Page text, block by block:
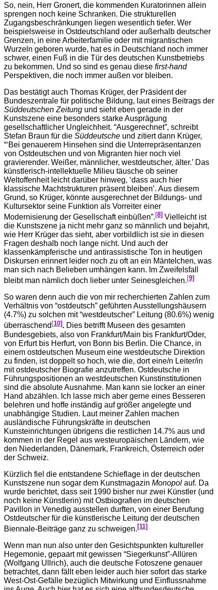
So, nein, Herr Gronert, die kommenden Kuratorinnen allein
sprengen noch keine Schranken. Die strukturellen
Zugangsbeschränkungen liegen wesentlich tiefer. Wer
beispielsweise in Ostdeutschland oder außerhalb deutscher
Grenzen, in eine Arbeiterfamilie oder mit migrantischen
Wurzeln geboren wurde, hat es in Deutschland noch immer
schwer, einen Fuß in die Tür des deutschen Kunstbetriebs
zu bekommen. Und so sind es genau diese first-hand
Perspektiven, die noch immer außen vor bleiben.
Das bestätigt auch Thomas Krüger, der Präsident der
Bundeszentrale für politische Bildung, laut eines Beitrags der
Süddeutschen Zeitung und sieht eben gerade in der
Kunstszene eine besonders starke Ausprägung
gesellschaftlicher Ungleichheit. “Ausgerechnet”, schreibt
Stefan Braun für die Süddeutsche und zitiert dann Krüger,
“‘Bei genauerem Hinsehen sind die Unterrepräsentanzen
von Ostdeutschen und von Migranten hier noch viel
gravierender. Weißer, männlicher, westdeutscher, älter.’ Das
künstlerisch-intellektuelle Milieu täusche ob seiner
Weltoffenheit leicht darüber hinweg, ‘dass auch hier
klassische Machtstrukturen präsent bleiben’. Aus diesem
Grund, so Krüger, könnte ausgerechnet der Bildungs- und
Kultursektor seine Funktion als Vorreiter einer
Modernisierung der Gesellschaft einbüßen”. [8] Vielleicht ist
die Kunstszene ja nicht mehr ganz so männlich und bejahrt,
wie Herr Krüger das sieht, aber vorbildlich ist sie in diesen
Fragen deshalb noch lange nicht. Und auch der
klassenkämpferische und antirassistische Ton in heutigen
Diskursen erinnert leider noch zu oft an ein Mäntelchen, was
man sich nach Belieben umhängen kann. Im Zweifelsfall
bleibt man nämlich doch lieber unter Seinesgleichen. [9]
So waren denn auch die von mir recherchierten Zahlen zum
Verhältnis von “ostdeutsch” geführten Ausstellungshäusern
(4.7%) zu solchen mit “westdeutscher” Leitung (80.6%) wenig
überraschend [10]. Dies betrifft Museen des gesamten
Bundesgebiets, also von Frankfurt/Main bis Frankfurt/Oder,
von Erfurt bis Herfurt, von Bonn bis Berlin. Die Chance, in
einem ostdeutschen Museum eine westdeutsche Direktion
zu finden, ist doppelt so hoch, wie die, dort eine/n Leiter/in
mit ostdeutscher Biografie anzutreffen. Ostdeutsche in
Führungspositionen an westdeutschen Kunstinstitutionen
sind die absolute Ausnahme. Man kann sie locker an einer
Hand abzählen. Ich lasse mich aber gerne eines Besseren
belehren und hoffe inständig auf größer angelegte und
unabhängige Studien. Laut meiner Zahlen machen
ausländische Führungskräfte in deutschen
Kunsteinrichtungen übrigens die restlichen 14.7% aus und
kommen in der Regel aus westeuropäischen Ländern, wie
den Niederlanden, Dänemark, Frankreich, Österreich oder
der Schweiz.
Kürzlich fiel die entstandene Schieflage in der deutschen
Kunstszene nun sogar dem Kunstmagazin Monopol auf. Da
wurde berichtet, dass seit 1990 bisher nur zwei Künstler (und
noch keine Künstlerin) mit Ostbiografien im deutschen
Pavillon in Venedig ausstellen durften, von einer Berufung
Ostdeutscher für die künstlerische Leitung der deutschen
Biennale-Beiträge ganz zu schweigen. [11]
Wenn man nun also unter den Gesichtspunkten kultureller
Hegemonie, gepaart mit gewissen “Siegerkunst”-Allüren
(Wolfgang Ullrich), auch die deutsche Fotoszene genauer
betrachtet, dann fällt eben leider auch hier sofort das starke
West-Ost-Gefälle bezüglich Mitwirkung und Einflussnahme